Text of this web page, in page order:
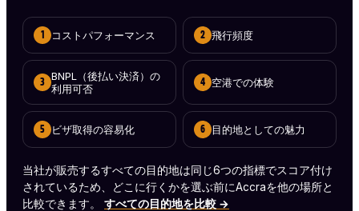
1 コストパフォーマンス 2 飛行頻度
3
BNPL（後払い決済）の
利用可否
4 空港での体験
5 ビザ取得の容易化 6 目的地としての魅力
当社が販売するすべての目的地は同じ6つの指標でスコア付け
されているため、どこに行くかを選ぶ前にAccraを他の場所と
比較できます。
すべての目的地を比較 →